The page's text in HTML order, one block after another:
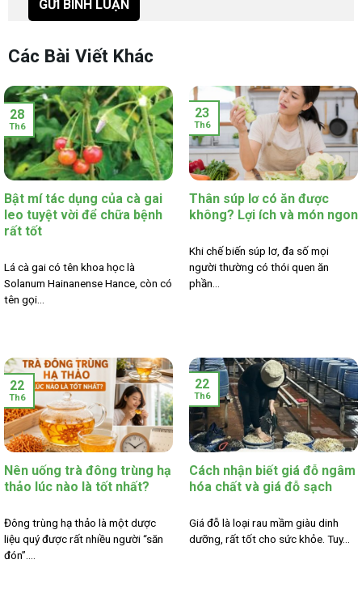
Các Bài Viết Khác
Bật mí tác dụng của cà gai
leo tuyệt vời để chữa bệnh
rất tốt
Lá cà gai có tên khoa học là
Solanum Hainanense Hance, còn có
tên gọi...
28
Th6
Thân súp lơ có ăn được
không? Lợi ích và món ngon
Khi chế biến súp lơ, đa số mọi
người thường có thói quen ăn
phần...
23
Th6
Nên uống trà đông trùng hạ
thảo lúc nào là tốt nhất?
Đông trùng hạ thảo là một dược
liệu quý được rất nhiều người “săn
đón”....
22
Th6
Cách nhận biết giá đỗ ngâm
hóa chất và giá đỗ sạch
Giá đỗ là loại rau mầm giàu dinh
dưỡng, rất tốt cho sức khỏe. Tuy...
22
Th6